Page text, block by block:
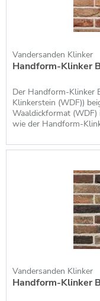
Klinker
Klinkern
für die
Antik-
Referenzen
Preise von
Aktuelle
Vandersanden Klinker
Handform-Klinker
Der Handform-Klinker
Klinkerstein (WDF))
Waaldickformat
wie der Handform-
produziert werden,
Vandersanden Klinker
Handform-Klinker